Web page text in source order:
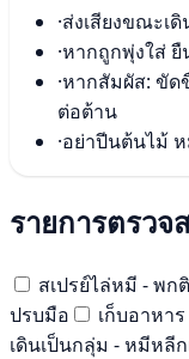
·ส่งเสียงขณะเ
·หากถูกพุ่งใส่ ยื
·หากสัมผัส: ขัด
ต่อต้าน
·อย่าปีนต้นไม้
รายการตรว
สเปรย์ไล่หมี - พก
ปรบมือ
เก็บอาหา
เดินเป็นกลุ่ม - หมีหลี